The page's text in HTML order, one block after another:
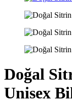
Doğal
Unisex